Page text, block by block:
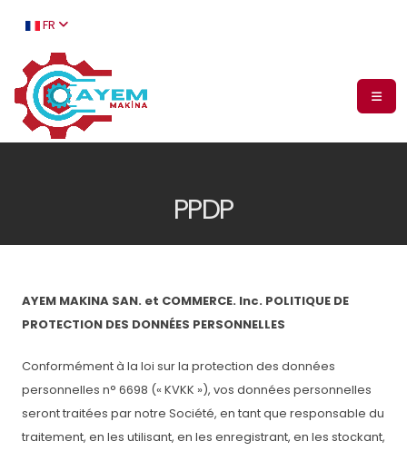
FR
PPDP
AYEM MAKINA SAN. et COMMERCE. Inc. POLITIQUE DE
PROTECTION DES DONNÉES PERSONNELLES
Conformément à la loi sur la protection des données
personnelles n° 6698 (« KVKK »), vos données personnelles
seront traitées par notre Société, en tant que responsable du
traitement, en les utilisant, en les enregistrant, en les stockant,